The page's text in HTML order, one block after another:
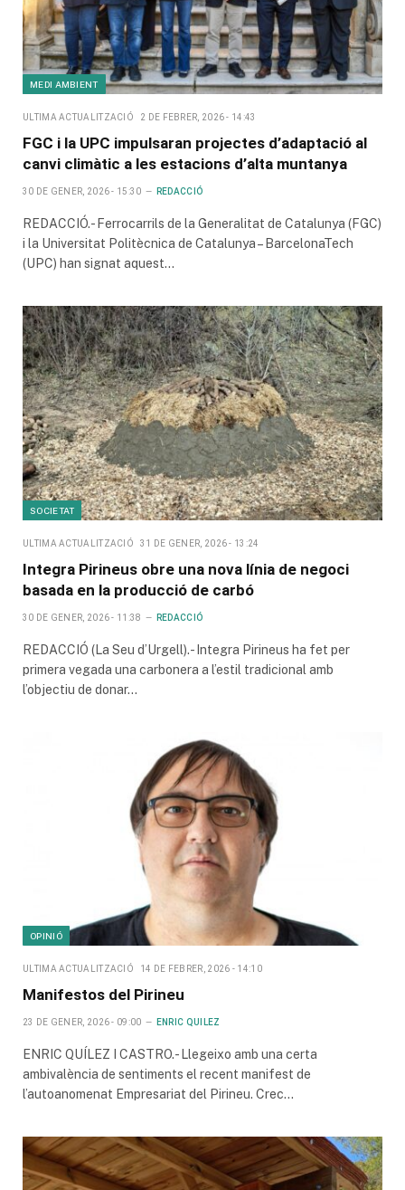
MEDI AMBIENT
ULTIMA ACTUALITZACIÓ 2 DE FEBRER, 2026 - 14:43
FGC i la UPC impulsaran projectes d’adaptació al
canvi climàtic a les estacions d’alta muntanya
30 DE GENER, 2026 - 15:30 REDACCIÓ
REDACCIÓ.- Ferrocarrils de la Generalitat de Catalunya (FGC)
i la Universitat Politècnica de Catalunya – BarcelonaTech
(UPC) han signat aquest…
SOCIETAT
ULTIMA ACTUALITZACIÓ 31 DE GENER, 2026 - 13:24
Integra Pirineus obre una nova línia de negoci
basada en la producció de carbó
30 DE GENER, 2026 - 11:38 REDACCIÓ
REDACCIÓ (La Seu d’Urgell).- Integra Pirineus ha fet per
primera vegada una carbonera a l’estil tradicional amb
l’objectiu de donar…
OPINIÓ
ULTIMA ACTUALITZACIÓ 14 DE FEBRER, 2026 - 14:10
Manifestos del Pirineu
23 DE GENER, 2026 - 09:00 ENRIC QUILEZ
ENRIC QUÍLEZ I CASTRO.- Llegeixo amb una certa
ambivalència de sentiments el recent manifest de
l’autoanomenat Empresariat del Pirineu. Crec…